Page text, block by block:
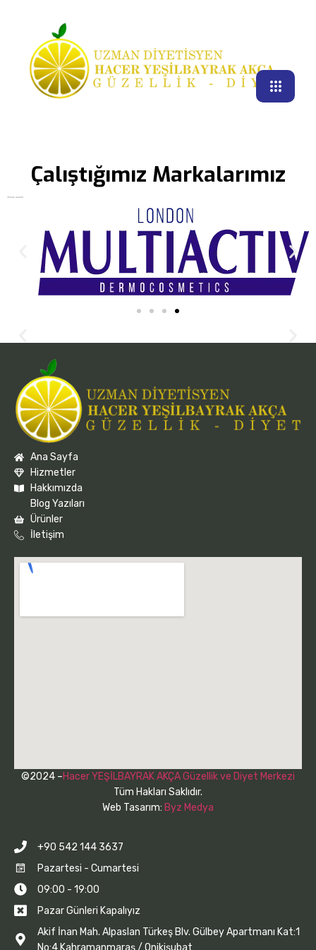
Çalıştığımız Markalarımız
Ana Sayfa
Hizmetler
Hakkımızda
Blog Yazıları
Ürünler
İletişim
©2024 –Hacer YEŞİLBAYRAK AKÇA Güzellik ve Diyet Merkezi
Tüm Hakları Saklıdır.
Web Tasarım: Byz Medya
+90 542 144 3637
Pazartesi - Cumartesi
09:00 - 19:00
Pazar Günleri Kapalıyız
Akif İnan Mah. Alpaslan Türkeş Blv. Gülbey Apartmanı Kat:1